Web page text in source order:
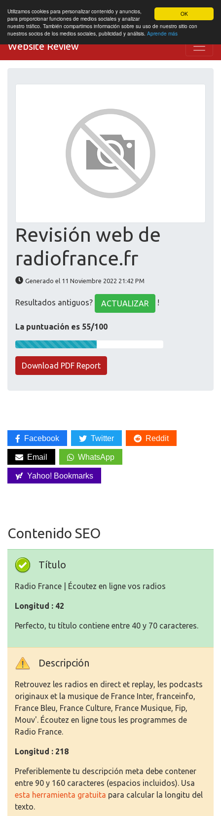
OK
Utilizamos cookies para personalizar contenido y anuncios,
para proporcionar funciones de medios sociales y analizar
nuestro tráfico. También compartimos información sobre su uso de nuestro sitio con
nuestros socios de los medios sociales, publicidad y análisis. Aprende más
Website Review
Revisión web de
radiofrance.fr
Generado el 11 Noviembre 2022 21:42 PM
Resultados antiguos? ACTUALIZAR !
La puntuación es 55/100
Download PDF Report
Facebook Twitter Reddit
Email WhatsApp
Yahoo! Bookmarks
Contenido SEO
Título
Radio France | Écoutez en ligne vos radios
Longitud : 42
Perfecto, tu título contiene entre 40 y 70 caracteres.
Descripción
Retrouvez les radios en direct et replay, les podcasts
originaux et la musique de France Inter, franceinfo,
France Bleu, France Culture, France Musique, Fip,
Mouv'. Écoutez en ligne tous les programmes de
Radio France.
Longitud : 218
Preferiblemente tu descripción meta debe contener
entre 90 y 160 caracteres (espacios incluidos). Usa
esta herramienta gratuita para calcular la longitu del
texto.